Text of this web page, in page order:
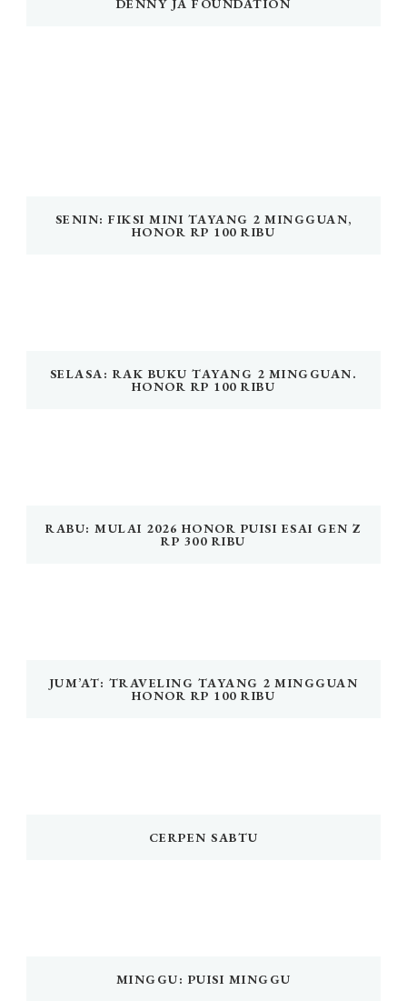
DENNY JA FOUNDATION
SENIN: FIKSI MINI TAYANG 2 MINGGUAN,
HONOR RP 100 RIBU
SELASA: RAK BUKU TAYANG 2 MINGGUAN.
HONOR RP 100 RIBU
RABU: MULAI 2026 HONOR PUISI ESAI GEN Z
RP 300 RIBU
JUM’AT: TRAVELING TAYANG 2 MINGGUAN
HONOR RP 100 RIBU
CERPEN SABTU
MINGGU: PUISI MINGGU